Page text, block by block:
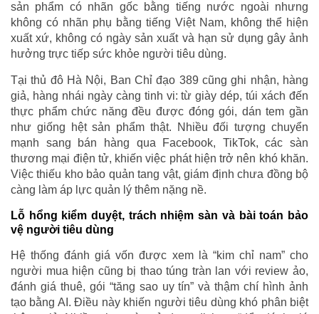
sản phẩm có nhãn gốc bằng tiếng nước ngoài nhưng
không có nhãn phụ bằng tiếng Việt Nam, không thể hiện
xuất xứ, không có ngày sản xuất và hạn sử dụng gây ảnh
hưởng trực tiếp sức khỏe người tiêu dùng.
Tại thủ đô Hà Nội, Ban Chỉ đạo 389 cũng ghi nhận, hàng
giả, hàng nhái ngày càng tinh vi: từ giày dép, túi xách đến
thực phẩm chức năng đều được đóng gói, dán tem gần
như giống hệt sản phẩm thật. Nhiều đối tượng chuyển
mạnh sang bán hàng qua Facebook, TikTok, các sàn
thương mại điện tử, khiến việc phát hiện trở nên khó khăn.
Việc thiếu kho bảo quản tang vật, giám định chưa đồng bộ
càng làm áp lực quản lý thêm nặng nề.
Lỗ hổng kiểm duyệt, trách nhiệm sàn và bài toán bảo
vệ người tiêu dùng
Hệ thống đánh giá vốn được xem là “kim chỉ nam” cho
người mua hiện cũng bị thao túng tràn lan với review ảo,
đánh giá thuê, gói “tăng sao uy tín” và thậm chí hình ảnh
tạo bằng AI. Điều này khiến người tiêu dùng khó phân biệt